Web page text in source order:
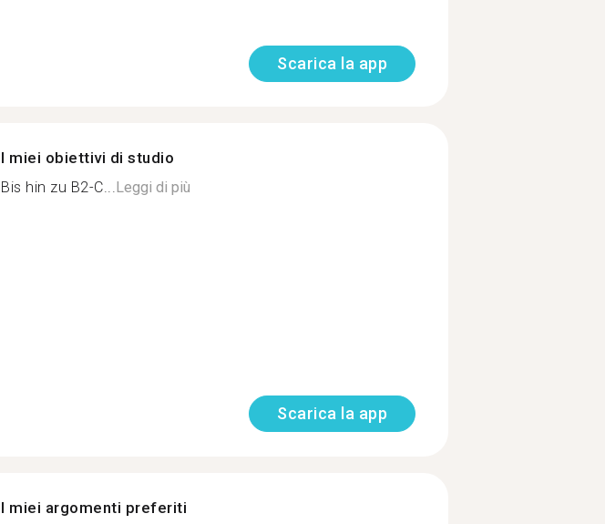
Scarica la app
I miei obiettivi di studio
Bis hin zu B2-C...Leggi di più
Scarica la app
I miei argomenti preferiti